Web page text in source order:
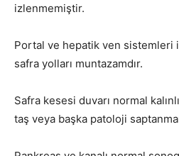
izlenmemiştir.
Portal ve hepatik ven sistemleri
safra yolları muntazamdır.
Safra kesesi duvarı normal
taş veya başka patoloji